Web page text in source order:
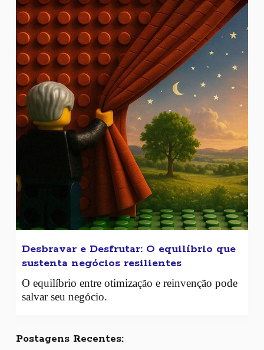
Desbravar e Desfrutar: O equilíbrio que
sustenta negócios resilientes
O equilíbrio entre otimização e reinvenção pode
salvar seu negócio.
Postagens Recentes: